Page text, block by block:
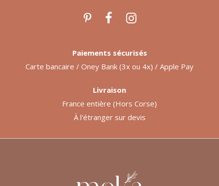
Paiements sécurisés
Carte bancaire / Oney Bank (3x ou 4x) / Apple Pay
Livraison
France entière (Hors Corse)
À l'étranger sur devis